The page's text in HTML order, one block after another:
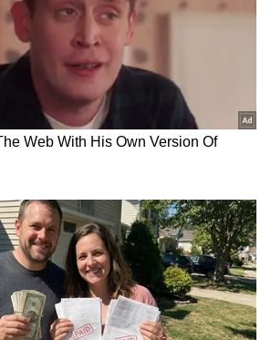
APP
(India News ) ಮತ್ತು ಜಗತ್ತಿನ
(Kannada News)
ಏಷ್ಯಾನೆಟ್ ಸುವರ್ಣ ನ್ಯೂಸ್‌ ಫಾಲೋ
(Latest Kannada News),
ನೇರ ಪ್ರಸಾರಗಳೊಂದಿಗೆ
live) ಸಂಪೂರ್ಣ ಮಾಹಿತಿ ಒಂದೇ